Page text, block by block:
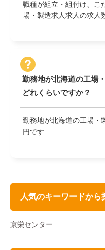
職種が組立・組付け、こ
場・製造求人求人の求人
勤務地が北海道の工場
どれくらいですか？
勤務地が北海道の工場・
円です
人気のキーワードから
京栄センター